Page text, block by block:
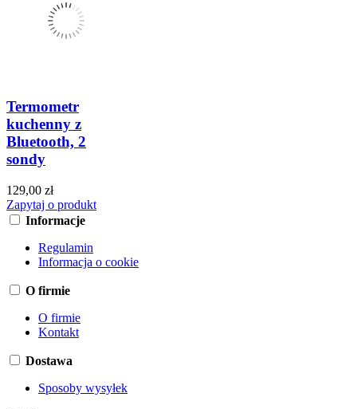
Termometr
kuchenny z
Bluetooth, 2
sondy
129,00 zł
Zapytaj o produkt
Informacje
Regulamin
Informacja o cookie
O firmie
O firmie
Kontakt
Dostawa
Sposoby wysyłek